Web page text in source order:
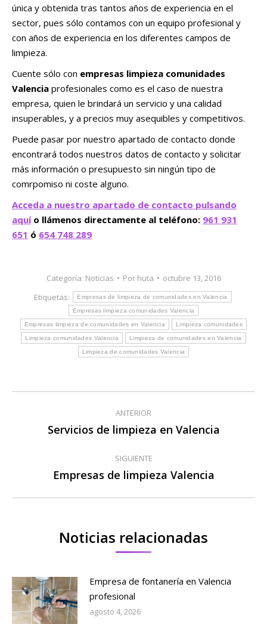
única y obtenida tras tantos años de experiencia en el
sector, pues sólo contamos con un equipo profesional y
con años de experiencia en los diferentes campos de
limpieza.
Cuente sólo con empresas limpieza comunidades
Valencia profesionales como es el caso de nuestra
empresa, quien le brindará un servicio y una calidad
insuperables, y a precios muy asequibles y competitivos.
Puede pasar por nuestro apartado de contacto donde
encontrará todos nuestros datos de contacto y solicitar
más información o presupuesto sin ningún tipo de
comrpomiso ni coste alguno.
Acceda a nuestro apartado de contacto pulsando
aquío llámenos directamente al teléfono: 961 931
651 ó 654 748 289
Categoría: Noticias Por huta
octubre 13, 2016
Etiquetas:
Empresas de limpieza de comunidades en Valencia
Empresas limpieza comunidades Valencia
Empresas limpieza de comunidades en Valencia Limpieza comunidades
Limpieza comunidades Valencia Limpieza de comunidades en Valencia
Limpieza de comunidades Valencia
Navegación
entre
publicaciones
ANTERIOR
Publicación
Servicios de limpieza en Valencia
SIGUIENTE
Publicación
Empresas de limpieza Valencia
Noticias relacionadas
Empresa de fontanería en Valencia
profesional
agosto 4, 2026